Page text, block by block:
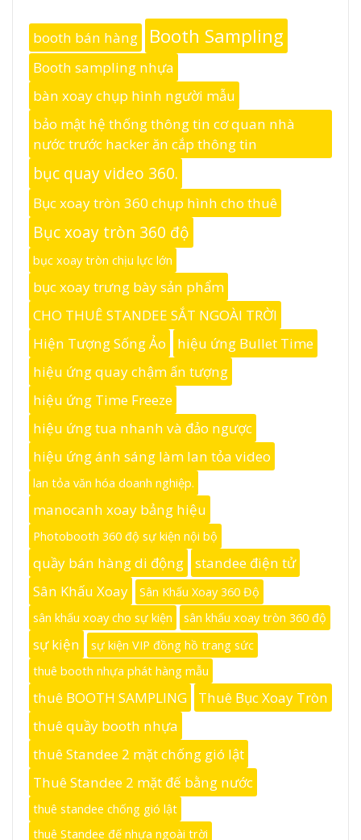
booth bán hàng Booth Sampling
Booth sampling nhựa
bàn xoay chụp hình người mẫu
bảo mật hệ thống thông tin cơ quan nhà
nước trước hacker ăn cắp thông tin
bục quay video 360.
Bục xoay tròn 360 chụp hình cho thuê
Bục xoay tròn 360 độ
bục xoay tròn chịu lực lớn
bục xoay trưng bày sản phẩm
CHO THUÊ STANDEE SẮT NGOÀI TRỜI
Hiện Tượng Sống Ảo
hiệu ứng Bullet Time
hiệu ứng quay chậm ấn tượng
hiệu ứng Time Freeze
hiệu ứng tua nhanh và đảo ngược
hiệu ứng ánh sáng làm lan tỏa video
lan tỏa văn hóa doanh nghiệp.
manocanh xoay bảng hiệu
Photobooth 360 độ sự kiện nội bộ
quầy bán hàng di động
standee điện tử
Sân Khấu Xoay
Sân Khấu Xoay 360 Độ
sân khấu xoay cho sự kiện
sân khấu xoay tròn 360 độ
sự kiện
sự kiện VIP đồng hồ trang sức
thuê booth nhựa phát hàng mẫu
thuê BOOTH SAMPLING
Thuê Bục Xoay Tròn
thuê quầy booth nhựa
thuê Standee 2 mặt chống gió lật
Thuê Standee 2 mặt đế bằng nước
thuê standee chống gió lật
thuê Standee đế nhựa ngoài trời